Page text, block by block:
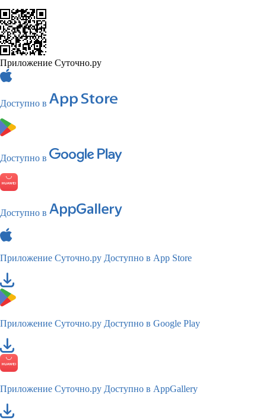
Приложение Суточно.ру
Доступно в
Доступно в
Доступно в
Приложение Суточно.ру Доступно в App Store
Приложение Суточно.ру Доступно в Google Play
Приложение Суточно.ру Доступно в AppGallery